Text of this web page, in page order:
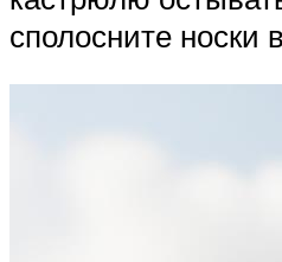
сполосните носки